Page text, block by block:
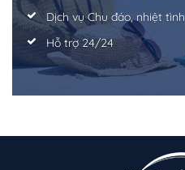
Dịch vụ Chu đáo, nhiệt tình
Hỗ trợ 24/24